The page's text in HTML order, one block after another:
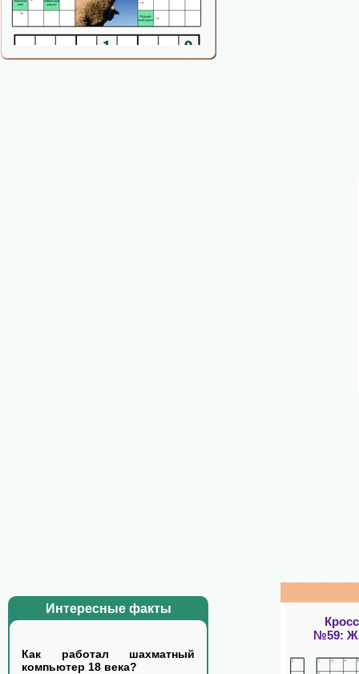
Интересные факты
Как работал шахматный
компьютер 18 века?
№59: